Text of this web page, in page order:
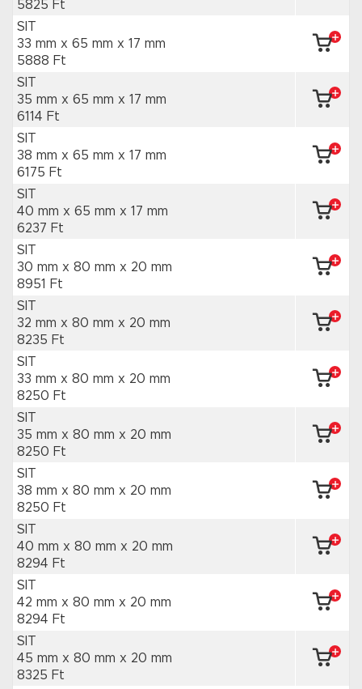
5825 Ft
SIT
33 mm x 65 mm x 17 mm
5888 Ft
SIT
35 mm x 65 mm x 17 mm
6114 Ft
SIT
38 mm x 65 mm x 17 mm
6175 Ft
SIT
40 mm x 65 mm x 17 mm
6237 Ft
SIT
30 mm x 80 mm x 20 mm
8951 Ft
SIT
32 mm x 80 mm x 20 mm
8235 Ft
SIT
33 mm x 80 mm x 20 mm
8250 Ft
SIT
35 mm x 80 mm x 20 mm
8250 Ft
SIT
38 mm x 80 mm x 20 mm
8250 Ft
SIT
40 mm x 80 mm x 20 mm
8294 Ft
SIT
42 mm x 80 mm x 20 mm
8294 Ft
SIT
45 mm x 80 mm x 20 mm
8325 Ft